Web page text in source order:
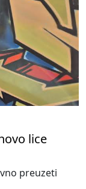
lice
preuzeti